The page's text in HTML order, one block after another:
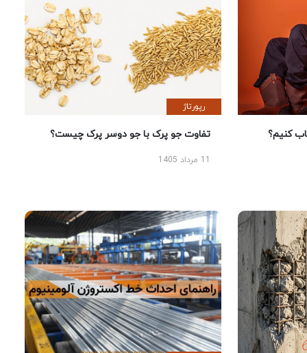
کنیم؟
رپورتاژ
تفاوت جو پرک با جو دوسر پرک چیست؟